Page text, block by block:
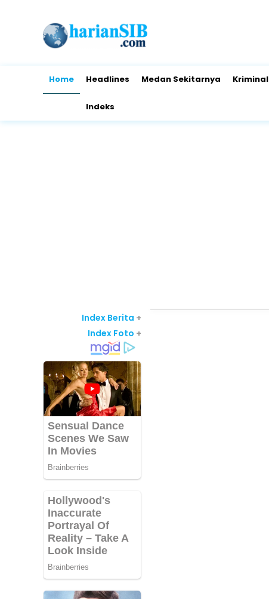
Home Headlines Medan Sekitarnya Kriminal
Indeks
Index Berita +
Index Foto +